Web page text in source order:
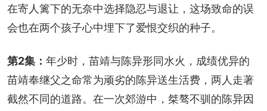
在寄人篱下的无奈中选择隐忍与退让，这场致命的误
会也在两个孩子心中埋下了爱恨交织的种子。
第2集： 年少时，苗靖与陈异形同水火，成绩优异的
苗靖奉继父之命常为顽劣的陈异送生活费，两人走著
截然不同的道路。在一次郊游中，桀骜不驯的陈异因